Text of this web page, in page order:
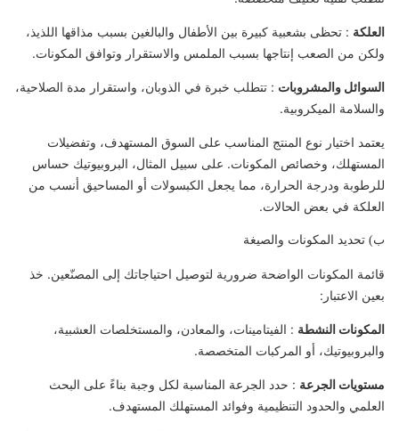
العلكة : تحظى بشعبية كبيرة بين الأطفال والبالغين بسبب مذاقها اللذيذ،
ولكن من الصعب إنتاجها بسبب الملمس والاستقرار وتوافق المكونات.
السوائل والمشروبات : تتطلب خبرة في الذوبان، واستقرار مدة الصلاحية،
والسلامة الميكروبية.
يعتمد اختيار نوع المنتج المناسب على السوق المستهدف، وتفضيلات
المستهلك، وخصائص المكونات. على سبيل المثال، البروبيوتيك حساس
للرطوبة ودرجة الحرارة، مما يجعل الكبسولات أو المساحيق أنسب من
العلكة في بعض الحالات.
ب) تحديد المكونات والصيغة
قائمة المكونات الواضحة ضرورية لتوصيل احتياجاتك إلى المصنّعين. خذ
بعين الاعتبار:
المكونات النشطة : الفيتامينات، والمعادن، والمستخلصات العشبية،
والبروبيوتيك، أو المركبات المتخصصة.
مستويات الجرعة : حدد الجرعة المناسبة لكل وجبة بناءً على البحث
العلمي والحدود التنظيمية وفوائد المستهلك المستهدف.